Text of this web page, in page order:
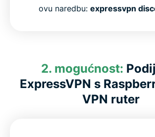
ovu naredbu: expressvpn
2. mogućnost:
ExpressVPN s
VPN ruter